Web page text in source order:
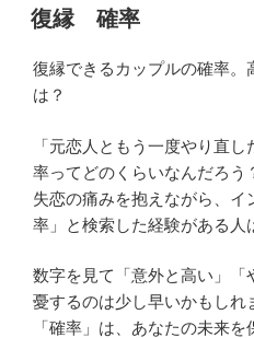
稿
日:
復縁 確率
復縁できるカップルの確率。
は？
「元恋人ともう一度やり直
率ってどのくらいなんだろう
失恋の痛みを抱えながら、イ
率」と検索した経験がある人
数字を見て「意外と高い」「
憂するのは少し早いかもしれ
「確率」は、あなたの未来